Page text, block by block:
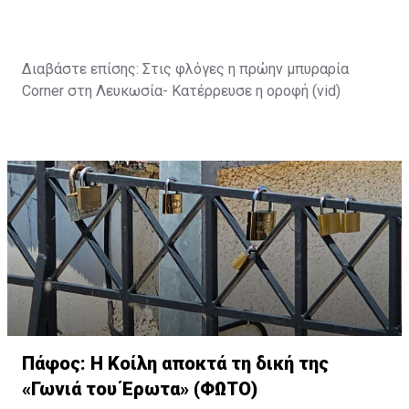
Διαβάστε επίσης: Στις φλόγες η πρώην μπυραρία
Corner στη Λευκωσία- Κατέρρευσε η οροφή (vid)
Πάφος: Η Κοίλη αποκτά τη δική της
«Γωνιά του Έρωτα» (ΦΩΤΟ)